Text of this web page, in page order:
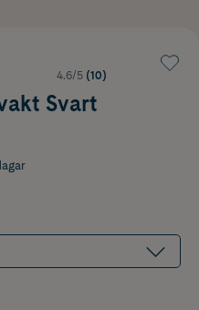
4.6/5 (10)
Svart